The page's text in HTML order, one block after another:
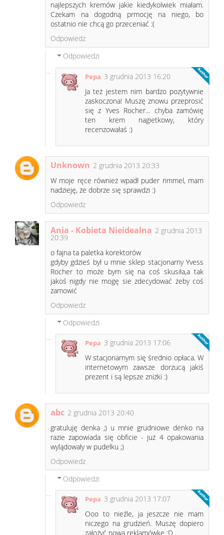
najlepszych kremów jakie kiedykolwiek miałam.
Czekam na dogodną prmocję na niego, bo
ostatnio nie chcą go przeceniać :(
Odpowiedz
Odpowiedzi
Pepa 3 grudnia 2013 16:20
Ja też jestem nim bardzo pozytywnie
zaskoczona! Muszę znowu przeprosić
się z Yves Rocher... chyba zamówię
ten krem nagietkowy, który
recenzowałaś :)
Unknown 2 grudnia 2013 20:33
W moje ręce również wpadł puder rimmel, mam
nadzieję, że dobrze się sprawdzi :)
Odpowiedz
Ania - Kobieta Nieidealna 2 grudnia 2013
20:39
o fajna ta paletka korektorów
gdyby gdzieś był u mnie sklep stacjonarny Yvess
Rocher to może bym się na coś skusiła,a tak
jakoś nigdy nie mogę sie zdecydować żeby coś
zamowić
Odpowiedz
Odpowiedzi
Pepa 3 grudnia 2013 17:06
W stacjonarnym się średnio opłaca. W
internetowym zawsze dorzucą jakiś
prezent i są lepsze zniżki :)
abc 2 grudnia 2013 20:40
gratuluję denka ;) u mnie grudniowe denko na
razie zapowiada się obficie - już 4 opakowania
wylądowały w pudełku ;)
Odpowiedz
Odpowiedzi
Pepa 3 grudnia 2013 17:07
Ooo to nieźle, ja jeszcze nie mam
niczego na grudzień. Muszę dopiero
założyć nową reklamówkę :D